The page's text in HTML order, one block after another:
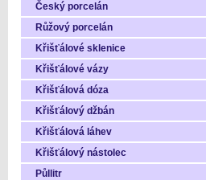
Český porcelán
Růžový porcelán
Křišťálové sklenice
Křišťálové vázy
Křišťálová dóza
Křišťálový džbán
Křišťálová láhev
Křišťálový nástolec
Půllitr